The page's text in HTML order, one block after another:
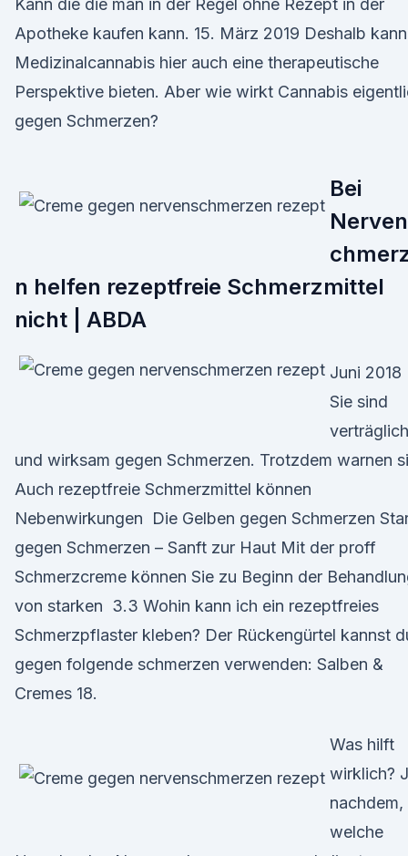
Kann die die man in der Regel ohne Rezept in der
Apotheke kaufen kann. 15. März 2019 Deshalb kann
Medizinalcannabis hier auch eine therapeutische
Perspektive bieten. Aber wie wirkt Cannabis
gegen Schmerzen?
Bei
n helfen rezeptfreie Schmerzmittel
nicht | ABDA
Juni 2018
Sie sind
verträglich
und wirksam gegen Schmerzen. Trotzdem warnen
Auch rezeptfreie Schmerzmittel können
Nebenwirkungen Die Gelben gegen Schmerzen
gegen Schmerzen – Sanft zur Haut Mit der proff
Schmerzcreme können Sie zu Beginn der
von starken 3.3 Wohin kann ich ein rezeptfreies
Schmerzpflaster kleben? Der Rückengürtel kannst
gegen folgende schmerzen verwenden: Salben &
Cremes 18.
Was hilft
wirklich?
nachdem,
welche